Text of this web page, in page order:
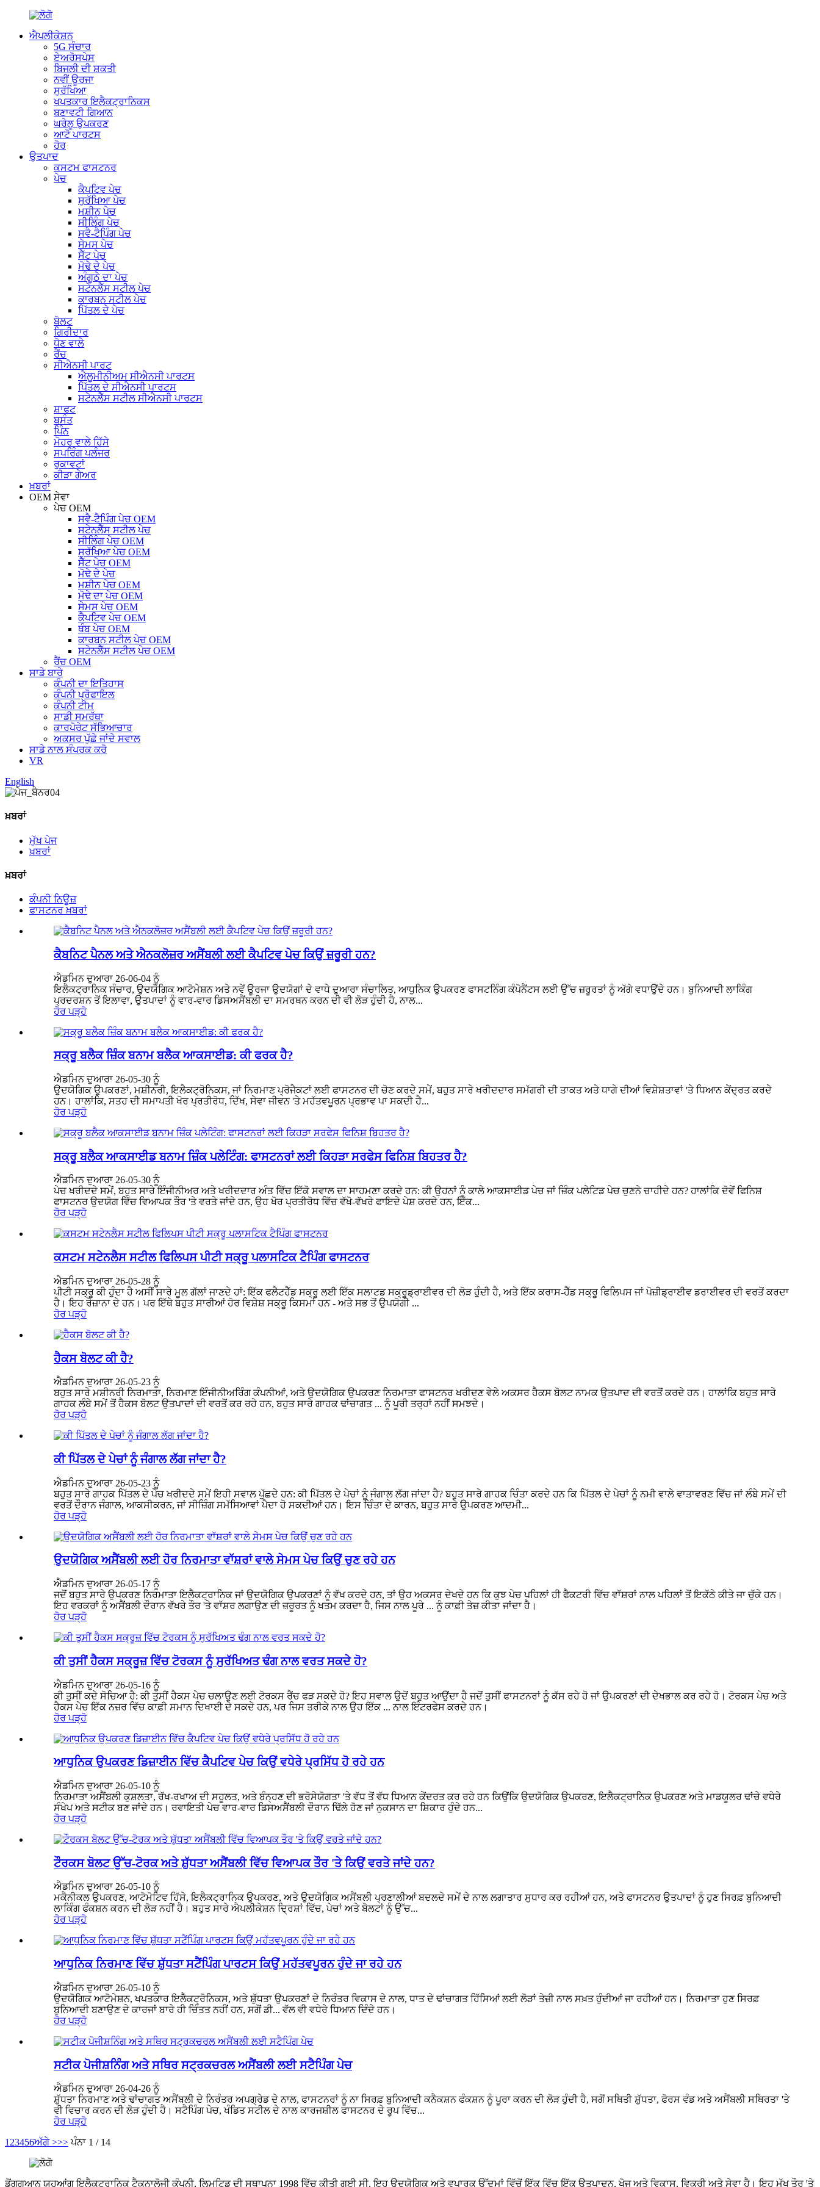
ਐਪਲੀਕੇਸ਼ਨ
5G ਸੰਚਾਰ
ਏਅਰੋਸਪੇਸ
ਬਿਜਲੀ ਦੀ ਸ਼ਕਤੀ
ਨਵੀਂ ਊਰਜਾ
ਸੁਰੱਖਿਆ
ਖਪਤਕਾਰ ਇਲੈਕਟ੍ਰਾਨਿਕਸ
ਬਣਾਵਟੀ ਗਿਆਨ
ਘਰੇਲੂ ਉਪਕਰਣ
ਆਟੋ ਪਾਰਟਸ
ਹੋਰ
ਉਤਪਾਦ
ਕਸਟਮ ਫਾਸਟਨਰ
ਪੇਚ
ਕੈਪਟਿਵ ਪੇਚ
ਸੁਰੱਖਿਆ ਪੇਚ
ਮਸ਼ੀਨ ਪੇਚ
ਸੀਲਿੰਗ ਪੇਚ
ਸਵੈ-ਟੈਪਿੰਗ ਪੇਚ
ਸੇਮਸ ਪੇਚ
ਸੈੱਟ ਪੇਚ
ਮੋਢੇ ਦੇ ਪੇਚ
ਅੰਗੂਠੇ ਦਾ ਪੇਚ
ਸਟੇਨਲੈੱਸ ਸਟੀਲ ਪੇਚ
ਕਾਰਬਨ ਸਟੀਲ ਪੇਚ
ਪਿੱਤਲ ਦੇ ਪੇਚ
ਬੋਲਟ
ਗਿਰੀਦਾਰ
ਧੋਣ ਵਾਲੇ
ਰੈਂਚ
ਸੀਐਨਸੀ ਪਾਰਟ
ਐਲੂਮੀਨੀਅਮ ਸੀਐਨਸੀ ਪਾਰਟਸ
ਪਿੱਤਲ ਦੇ ਸੀਐਨਸੀ ਪਾਰਟਸ
ਸਟੇਨਲੈੱਸ ਸਟੀਲ ਸੀਐਨਸੀ ਪਾਰਟਸ
ਸ਼ਾਫਟ
ਬਸੰਤ
ਪਿੰਨ
ਮੋਹਰ ਵਾਲੇ ਹਿੱਸੇ
ਸਪਰਿੰਗ ਪਲੰਜਰ
ਰੁਕਾਵਟਾਂ
ਕੀੜਾ ਗੇਅਰ
ਖ਼ਬਰਾਂ
OEM ਸੇਵਾ
ਪੇਚ OEM
ਸਵੈ-ਟੈਪਿੰਗ ਪੇਚ OEM
ਸਟੇਨਲੈੱਸ ਸਟੀਲ ਪੇਚ
ਸੀਲਿੰਗ ਪੇਚ OEM
ਸੁਰੱਖਿਆ ਪੇਚ OEM
ਸੈੱਟ ਪੇਚ OEM
ਮੋਢੇ ਦੇ ਪੇਚ
ਮਸ਼ੀਨ ਪੇਚ OEM
ਮੋਢੇ ਦਾ ਪੇਚ OEM
ਸੇਮਸ ਪੇਚ OEM
ਕੈਪਟਿਵ ਪੇਚ OEM
ਥੰਬ ਪੇਚ OEM
ਕਾਰਬਨ ਸਟੀਲ ਪੇਚ OEM
ਸਟੇਨਲੈੱਸ ਸਟੀਲ ਪੇਚ OEM
ਰੈਂਚ OEM
ਸਾਡੇ ਬਾਰੇ
ਕੰਪਨੀ ਦਾ ਇਤਿਹਾਸ
ਕੰਪਨੀ ਪ੍ਰੋਫਾਇਲ
ਕੰਪਨੀ ਟੀਮ
ਸਾਡੀ ਸਮਰੱਥਾ
ਕਾਰਪੋਰੇਟ ਸੱਭਿਆਚਾਰ
ਅਕਸਰ ਪੁੱਛੇ ਜਾਂਦੇ ਸਵਾਲ
ਸਾਡੇ ਨਾਲ ਸੰਪਰਕ ਕਰੋ
VR
English
ਖ਼ਬਰਾਂ
ਮੁੱਖ ਪੇਜ
ਖ਼ਬਰਾਂ
ਖ਼ਬਰਾਂ
ਕੰਪਨੀ ਨਿਊਜ਼
ਫਾਸਟਨਰ ਖ਼ਬਰਾਂ
ਕੈਬਨਿਟ ਪੈਨਲ ਅਤੇ ਐਨਕਲੋਜ਼ਰ ਅਸੈਂਬਲੀ ਲਈ ਕੈਪਟਿਵ ਪੇਚ ਕਿਉਂ ਜ਼ਰੂਰੀ ਹਨ?
ਐਡਮਿਨ ਦੁਆਰਾ 26-06-04 ਨੂੰ
ਇਲੈਕਟ੍ਰਾਨਿਕ ਸੰਚਾਰ, ਉਦਯੋਗਿਕ ਆਟੋਮੇਸ਼ਨ ਅਤੇ ਨਵੇਂ ਊਰਜਾ ਉਦਯੋਗਾਂ ਦੇ ਵਾਧੇ ਦੁਆਰਾ ਸੰਚਾਲਿਤ, ਆਧੁਨਿਕ ਉਪਕਰਣ ਫਾਸਟਨਿੰਗ ਕੰਪੋਨੈਂਟਸ ਲਈ ਉੱਚ ਜ਼ਰੂਰਤਾਂ ਨੂੰ ਅੱਗੇ ਵਧਾਉਂਦੇ ਹਨ। ਬੁਨਿਆਦੀ ਲਾਕਿੰਗ
ਪ੍ਰਦਰਸ਼ਨ ਤੋਂ ਇਲਾਵਾ, ਉਤਪਾਦਾਂ ਨੂੰ ਵਾਰ-ਵਾਰ ਡਿਸਅਸੈਂਬਲੀ ਦਾ ਸਮਰਥਨ ਕਰਨ ਦੀ ਵੀ ਲੋੜ ਹੁੰਦੀ ਹੈ, ਨਾਲ...
ਹੋਰ ਪੜ੍ਹੋ
ਸਕ੍ਰੂ ਬਲੈਕ ਜ਼ਿੰਕ ਬਨਾਮ ਬਲੈਕ ਆਕਸਾਈਡ: ਕੀ ਫਰਕ ਹੈ?
ਐਡਮਿਨ ਦੁਆਰਾ 26-05-30 ਨੂੰ
ਉਦਯੋਗਿਕ ਉਪਕਰਣਾਂ, ਮਸ਼ੀਨਰੀ, ਇਲੈਕਟ੍ਰੋਨਿਕਸ, ਜਾਂ ਨਿਰਮਾਣ ਪ੍ਰੋਜੈਕਟਾਂ ਲਈ ਫਾਸਟਨਰ ਦੀ ਚੋਣ ਕਰਦੇ ਸਮੇਂ, ਬਹੁਤ ਸਾਰੇ ਖਰੀਦਦਾਰ ਸਮੱਗਰੀ ਦੀ ਤਾਕਤ ਅਤੇ ਧਾਗੇ ਦੀਆਂ ਵਿਸ਼ੇਸ਼ਤਾਵਾਂ 'ਤੇ ਧਿਆਨ ਕੇਂਦ੍ਰਤ ਕਰਦੇ
ਹਨ। ਹਾਲਾਂਕਿ, ਸਤਹ ਦੀ ਸਮਾਪਤੀ ਖੋਰ ਪ੍ਰਤੀਰੋਧ, ਦਿੱਖ, ਸੇਵਾ ਜੀਵਨ 'ਤੇ ਮਹੱਤਵਪੂਰਨ ਪ੍ਰਭਾਵ ਪਾ ਸਕਦੀ ਹੈ...
ਹੋਰ ਪੜ੍ਹੋ
ਸਕ੍ਰੂ ਬਲੈਕ ਆਕਸਾਈਡ ਬਨਾਮ ਜ਼ਿੰਕ ਪਲੇਟਿੰਗ: ਫਾਸਟਨਰਾਂ ਲਈ ਕਿਹੜਾ ਸਰਫੇਸ ਫਿਨਿਸ਼ ਬਿਹਤਰ ਹੈ?
ਐਡਮਿਨ ਦੁਆਰਾ 26-05-30 ਨੂੰ
ਪੇਚ ਖਰੀਦਦੇ ਸਮੇਂ, ਬਹੁਤ ਸਾਰੇ ਇੰਜੀਨੀਅਰ ਅਤੇ ਖਰੀਦਦਾਰ ਅੰਤ ਵਿੱਚ ਇੱਕੋ ਸਵਾਲ ਦਾ ਸਾਹਮਣਾ ਕਰਦੇ ਹਨ: ਕੀ ਉਹਨਾਂ ਨੂੰ ਕਾਲੇ ਆਕਸਾਈਡ ਪੇਚ ਜਾਂ ਜ਼ਿੰਕ ਪਲੇਟਿਡ ਪੇਚ ਚੁਣਨੇ ਚਾਹੀਦੇ ਹਨ? ਹਾਲਾਂਕਿ ਦੋਵੇਂ ਫਿਨਿਸ਼
ਫਾਸਟਨਰ ਉਦਯੋਗ ਵਿੱਚ ਵਿਆਪਕ ਤੌਰ 'ਤੇ ਵਰਤੇ ਜਾਂਦੇ ਹਨ, ਉਹ ਖੋਰ ਪ੍ਰਤੀਰੋਧ ਵਿੱਚ ਵੱਖੋ-ਵੱਖਰੇ ਫਾਇਦੇ ਪੇਸ਼ ਕਰਦੇ ਹਨ, ਇੱਕ...
ਹੋਰ ਪੜ੍ਹੋ
ਕਸਟਮ ਸਟੇਨਲੈਸ ਸਟੀਲ ਫਿਲਿਪਸ ਪੀਟੀ ਸਕ੍ਰੂ ਪਲਾਸਟਿਕ ਟੈਪਿੰਗ ਫਾਸਟਨਰ
ਐਡਮਿਨ ਦੁਆਰਾ 26-05-28 ਨੂੰ
ਪੀਟੀ ਸਕ੍ਰੂ ਕੀ ਹੁੰਦਾ ਹੈ ਅਸੀਂ ਸਾਰੇ ਮੂਲ ਗੱਲਾਂ ਜਾਣਦੇ ਹਾਂ: ਇੱਕ ਫਲੈਟਹੈੱਡ ਸਕ੍ਰੂ ਲਈ ਇੱਕ ਸਲਾਟਡ ਸਕ੍ਰੂਡ੍ਰਾਈਵਰ ਦੀ ਲੋੜ ਹੁੰਦੀ ਹੈ, ਅਤੇ ਇੱਕ ਕਰਾਸ-ਹੈੱਡ ਸਕ੍ਰੂ ਫਿਲਿਪਸ ਜਾਂ ਪੋਜ਼ੀਡ੍ਰਾਈਵ ਡਰਾਈਵਰ ਦੀ ਵਰਤੋਂ ਕਰਦਾ
ਹੈ। ਇਹ ਰੋਜ਼ਾਨਾ ਦੇ ਹਨ। ਪਰ ਇੱਥੇ ਬਹੁਤ ਸਾਰੀਆਂ ਹੋਰ ਵਿਸ਼ੇਸ਼ ਸਕ੍ਰੂ ਕਿਸਮਾਂ ਹਨ - ਅਤੇ ਸਭ ਤੋਂ ਉਪਯੋਗੀ ...
ਹੋਰ ਪੜ੍ਹੋ
ਹੈਕਸ ਬੋਲਟ ਕੀ ਹੈ?
ਐਡਮਿਨ ਦੁਆਰਾ 26-05-23 ਨੂੰ
ਬਹੁਤ ਸਾਰੇ ਮਸ਼ੀਨਰੀ ਨਿਰਮਾਤਾ, ਨਿਰਮਾਣ ਇੰਜੀਨੀਅਰਿੰਗ ਕੰਪਨੀਆਂ, ਅਤੇ ਉਦਯੋਗਿਕ ਉਪਕਰਣ ਨਿਰਮਾਤਾ ਫਾਸਟਨਰ ਖਰੀਦਣ ਵੇਲੇ ਅਕਸਰ ਹੈਕਸ ਬੋਲਟ ਨਾਮਕ ਉਤਪਾਦ ਦੀ ਵਰਤੋਂ ਕਰਦੇ ਹਨ। ਹਾਲਾਂਕਿ ਬਹੁਤ ਸਾਰੇ
ਗਾਹਕ ਲੰਬੇ ਸਮੇਂ ਤੋਂ ਹੈਕਸ ਬੋਲਟ ਉਤਪਾਦਾਂ ਦੀ ਵਰਤੋਂ ਕਰ ਰਹੇ ਹਨ, ਬਹੁਤ ਸਾਰੇ ਗਾਹਕ ਢਾਂਚਾਗਤ ... ਨੂੰ ਪੂਰੀ ਤਰ੍ਹਾਂ ਨਹੀਂ ਸਮਝਦੇ।
ਹੋਰ ਪੜ੍ਹੋ
ਕੀ ਪਿੱਤਲ ਦੇ ਪੇਚਾਂ ਨੂੰ ਜੰਗਾਲ ਲੱਗ ਜਾਂਦਾ ਹੈ?
ਐਡਮਿਨ ਦੁਆਰਾ 26-05-23 ਨੂੰ
ਬਹੁਤ ਸਾਰੇ ਗਾਹਕ ਪਿੱਤਲ ਦੇ ਪੇਚ ਖਰੀਦਦੇ ਸਮੇਂ ਇਹੀ ਸਵਾਲ ਪੁੱਛਦੇ ਹਨ: ਕੀ ਪਿੱਤਲ ਦੇ ਪੇਚਾਂ ਨੂੰ ਜੰਗਾਲ ਲੱਗ ਜਾਂਦਾ ਹੈ? ਬਹੁਤ ਸਾਰੇ ਗਾਹਕ ਚਿੰਤਾ ਕਰਦੇ ਹਨ ਕਿ ਪਿੱਤਲ ਦੇ ਪੇਚਾਂ ਨੂੰ ਨਮੀ ਵਾਲੇ ਵਾਤਾਵਰਣ ਵਿੱਚ ਜਾਂ ਲੰਬੇ ਸਮੇਂ ਦੀ
ਵਰਤੋਂ ਦੌਰਾਨ ਜੰਗਾਲ, ਆਕਸੀਕਰਨ, ਜਾਂ ਸੀਜ਼ਿੰਗ ਸਮੱਸਿਆਵਾਂ ਪੈਦਾ ਹੋ ਸਕਦੀਆਂ ਹਨ। ਇਸ ਚਿੰਤਾ ਦੇ ਕਾਰਨ, ਬਹੁਤ ਸਾਰੇ ਉਪਕਰਣ ਆਦਮੀ...
ਹੋਰ ਪੜ੍ਹੋ
ਉਦਯੋਗਿਕ ਅਸੈਂਬਲੀ ਲਈ ਹੋਰ ਨਿਰਮਾਤਾ ਵਾੱਸ਼ਰਾਂ ਵਾਲੇ ਸੇਮਸ ਪੇਚ ਕਿਉਂ ਚੁਣ ਰਹੇ ਹਨ
ਐਡਮਿਨ ਦੁਆਰਾ 26-05-17 ਨੂੰ
ਜਦੋਂ ਬਹੁਤ ਸਾਰੇ ਉਪਕਰਣ ਨਿਰਮਾਤਾ ਇਲੈਕਟ੍ਰਾਨਿਕ ਜਾਂ ਉਦਯੋਗਿਕ ਉਪਕਰਣਾਂ ਨੂੰ ਵੱਖ ਕਰਦੇ ਹਨ, ਤਾਂ ਉਹ ਅਕਸਰ ਦੇਖਦੇ ਹਨ ਕਿ ਕੁਝ ਪੇਚ ਪਹਿਲਾਂ ਹੀ ਫੈਕਟਰੀ ਵਿੱਚ ਵਾੱਸ਼ਰਾਂ ਨਾਲ ਪਹਿਲਾਂ ਤੋਂ ਇਕੱਠੇ ਕੀਤੇ ਜਾ ਚੁੱਕੇ ਹਨ।
ਇਹ ਵਰਕਰਾਂ ਨੂੰ ਅਸੈਂਬਲੀ ਦੌਰਾਨ ਵੱਖਰੇ ਤੌਰ 'ਤੇ ਵਾੱਸ਼ਰ ਲਗਾਉਣ ਦੀ ਜ਼ਰੂਰਤ ਨੂੰ ਖਤਮ ਕਰਦਾ ਹੈ, ਜਿਸ ਨਾਲ ਪੂਰੇ ... ਨੂੰ ਕਾਫ਼ੀ ਤੇਜ਼ ਕੀਤਾ ਜਾਂਦਾ ਹੈ।
ਹੋਰ ਪੜ੍ਹੋ
ਕੀ ਤੁਸੀਂ ਹੈਕਸ ਸਕ੍ਰੂਜ਼ ਵਿੱਚ ਟੋਰਕਸ ਨੂੰ ਸੁਰੱਖਿਅਤ ਢੰਗ ਨਾਲ ਵਰਤ ਸਕਦੇ ਹੋ?
ਐਡਮਿਨ ਦੁਆਰਾ 26-05-16 ਨੂੰ
ਕੀ ਤੁਸੀਂ ਕਦੇ ਸੋਚਿਆ ਹੈ: ਕੀ ਤੁਸੀਂ ਹੈਕਸ ਪੇਚ ਚਲਾਉਣ ਲਈ ਟੋਰਕਸ ਰੈਂਚ ਫੜ ਸਕਦੇ ਹੋ? ਇਹ ਸਵਾਲ ਉਦੋਂ ਬਹੁਤ ਆਉਂਦਾ ਹੈ ਜਦੋਂ ਤੁਸੀਂ ਫਾਸਟਨਰਾਂ ਨੂੰ ਕੱਸ ਰਹੇ ਹੋ ਜਾਂ ਉਪਕਰਣਾਂ ਦੀ ਦੇਖਭਾਲ ਕਰ ਰਹੇ ਹੋ। ਟੋਰਕਸ ਪੇਚ ਅਤੇ
ਹੈਕਸ ਪੇਚ ਇੱਕ ਨਜ਼ਰ ਵਿੱਚ ਕਾਫ਼ੀ ਸਮਾਨ ਦਿਖਾਈ ਦੇ ਸਕਦੇ ਹਨ, ਪਰ ਜਿਸ ਤਰੀਕੇ ਨਾਲ ਉਹ ਇੱਕ ... ਨਾਲ ਇੰਟਰਫੇਸ ਕਰਦੇ ਹਨ।
ਹੋਰ ਪੜ੍ਹੋ
ਆਧੁਨਿਕ ਉਪਕਰਣ ਡਿਜ਼ਾਈਨ ਵਿੱਚ ਕੈਪਟਿਵ ਪੇਚ ਕਿਉਂ ਵਧੇਰੇ ਪ੍ਰਸਿੱਧ ਹੋ ਰਹੇ ਹਨ
ਐਡਮਿਨ ਦੁਆਰਾ 26-05-10 ਨੂੰ
ਨਿਰਮਾਤਾ ਅਸੈਂਬਲੀ ਕੁਸ਼ਲਤਾ, ਰੱਖ-ਰਖਾਅ ਦੀ ਸਹੂਲਤ, ਅਤੇ ਬੰਨ੍ਹਣ ਦੀ ਭਰੋਸੇਯੋਗਤਾ 'ਤੇ ਵੱਧ ਤੋਂ ਵੱਧ ਧਿਆਨ ਕੇਂਦਰਤ ਕਰ ਰਹੇ ਹਨ ਕਿਉਂਕਿ ਉਦਯੋਗਿਕ ਉਪਕਰਣ, ਇਲੈਕਟ੍ਰਾਨਿਕ ਉਪਕਰਣ ਅਤੇ ਮਾਡਯੂਲਰ ਢਾਂਚੇ ਵਧੇਰੇ
ਸੰਖੇਪ ਅਤੇ ਸਟੀਕ ਬਣ ਜਾਂਦੇ ਹਨ। ਰਵਾਇਤੀ ਪੇਚ ਵਾਰ-ਵਾਰ ਡਿਸਅਸੈਂਬਲੀ ਦੌਰਾਨ ਢਿੱਲੇ ਹੋਣ ਜਾਂ ਨੁਕਸਾਨ ਦਾ ਸ਼ਿਕਾਰ ਹੁੰਦੇ ਹਨ...
ਹੋਰ ਪੜ੍ਹੋ
ਟੌਰਕਸ ਬੋਲਟ ਉੱਚ-ਟੋਰਕ ਅਤੇ ਸ਼ੁੱਧਤਾ ਅਸੈਂਬਲੀ ਵਿੱਚ ਵਿਆਪਕ ਤੌਰ 'ਤੇ ਕਿਉਂ ਵਰਤੇ ਜਾਂਦੇ ਹਨ?
ਐਡਮਿਨ ਦੁਆਰਾ 26-05-10 ਨੂੰ
ਮਕੈਨੀਕਲ ਉਪਕਰਣ, ਆਟੋਮੋਟਿਵ ਹਿੱਸੇ, ਇਲੈਕਟ੍ਰਾਨਿਕ ਉਪਕਰਣ, ਅਤੇ ਉਦਯੋਗਿਕ ਅਸੈਂਬਲੀ ਪ੍ਰਣਾਲੀਆਂ ਬਦਲਦੇ ਸਮੇਂ ਦੇ ਨਾਲ ਲਗਾਤਾਰ ਸੁਧਾਰ ਕਰ ਰਹੀਆਂ ਹਨ, ਅਤੇ ਫਾਸਟਨਰ ਉਤਪਾਦਾਂ ਨੂੰ ਹੁਣ ਸਿਰਫ਼ ਬੁਨਿਆਦੀ
ਲਾਕਿੰਗ ਫੰਕਸ਼ਨ ਕਰਨ ਦੀ ਲੋੜ ਨਹੀਂ ਹੈ। ਬਹੁਤ ਸਾਰੇ ਐਪਲੀਕੇਸ਼ਨ ਦ੍ਰਿਸ਼ਾਂ ਵਿੱਚ, ਪੇਚਾਂ ਅਤੇ ਬੋਲਟਾਂ ਨੂੰ ਉੱਚ...
ਹੋਰ ਪੜ੍ਹੋ
ਆਧੁਨਿਕ ਨਿਰਮਾਣ ਵਿੱਚ ਸ਼ੁੱਧਤਾ ਸਟੈਂਪਿੰਗ ਪਾਰਟਸ ਕਿਉਂ ਮਹੱਤਵਪੂਰਨ ਹੁੰਦੇ ਜਾ ਰਹੇ ਹਨ
ਐਡਮਿਨ ਦੁਆਰਾ 26-05-10 ਨੂੰ
ਉਦਯੋਗਿਕ ਆਟੋਮੇਸ਼ਨ, ਖਪਤਕਾਰ ਇਲੈਕਟ੍ਰੋਨਿਕਸ, ਅਤੇ ਸ਼ੁੱਧਤਾ ਉਪਕਰਣਾਂ ਦੇ ਨਿਰੰਤਰ ਵਿਕਾਸ ਦੇ ਨਾਲ, ਧਾਤ ਦੇ ਢਾਂਚਾਗਤ ਹਿੱਸਿਆਂ ਲਈ ਲੋੜਾਂ ਤੇਜ਼ੀ ਨਾਲ ਸਖ਼ਤ ਹੁੰਦੀਆਂ ਜਾ ਰਹੀਆਂ ਹਨ। ਨਿਰਮਾਤਾ ਹੁਣ ਸਿਰਫ਼
ਬੁਨਿਆਦੀ ਬਣਾਉਣ ਦੇ ਕਾਰਜਾਂ ਬਾਰੇ ਹੀ ਚਿੰਤਤ ਨਹੀਂ ਹਨ, ਸਗੋਂ ਡੀ... ਵੱਲ ਵੀ ਵਧੇਰੇ ਧਿਆਨ ਦਿੰਦੇ ਹਨ।
ਹੋਰ ਪੜ੍ਹੋ
ਸਟੀਕ ਪੋਜੀਸ਼ਨਿੰਗ ਅਤੇ ਸਥਿਰ ਸਟ੍ਰਕਚਰਲ ਅਸੈਂਬਲੀ ਲਈ ਸਟੈਪਿੰਗ ਪੇਚ
ਐਡਮਿਨ ਦੁਆਰਾ 26-04-26 ਨੂੰ
ਸ਼ੁੱਧਤਾ ਨਿਰਮਾਣ ਅਤੇ ਢਾਂਚਾਗਤ ਅਸੈਂਬਲੀ ਦੇ ਨਿਰੰਤਰ ਅਪਗ੍ਰੇਡ ਦੇ ਨਾਲ, ਫਾਸਟਨਰਾਂ ਨੂੰ ਨਾ ਸਿਰਫ਼ ਬੁਨਿਆਦੀ ਕਨੈਕਸ਼ਨ ਫੰਕਸ਼ਨ ਨੂੰ ਪੂਰਾ ਕਰਨ ਦੀ ਲੋੜ ਹੁੰਦੀ ਹੈ, ਸਗੋਂ ਸਥਿਤੀ ਸ਼ੁੱਧਤਾ, ਫੋਰਸ ਵੰਡ ਅਤੇ ਅਸੈਂਬਲੀ ਸਥਿਰਤਾ 'ਤੇ
ਵੀ ਵਿਚਾਰ ਕਰਨ ਦੀ ਲੋੜ ਹੁੰਦੀ ਹੈ। ਸਟੈਪਿੰਗ ਪੇਚ, ਖੰਡਿਤ ਸਟੀਲ ਦੇ ਨਾਲ ਕਾਰਜਸ਼ੀਲ ਫਾਸਟਨਰ ਦੇ ਰੂਪ ਵਿੱਚ...
ਹੋਰ ਪੜ੍ਹੋ
1 23456ਅੱਗੇ >>> ਪੰਨਾ 1 / 14
ਡੋਂਗਗੁਆਨ ਯੂਹੁਆਂਗ ਇਲੈਕਟ੍ਰਾਨਿਕ ਟੈਕਨਾਲੋਜੀ ਕੰਪਨੀ, ਲਿਮਟਿਡ ਦੀ ਸਥਾਪਨਾ 1998 ਵਿੱਚ ਕੀਤੀ ਗਈ ਸੀ, ਇਹ ਉਦਯੋਗਿਕ ਅਤੇ ਵਪਾਰਕ ਉੱਦਮਾਂ ਵਿੱਚੋਂ ਇੱਕ ਵਿੱਚ ਇੱਕ ਉਤਪਾਦਨ, ਖੋਜ ਅਤੇ ਵਿਕਾਸ, ਵਿਕਰੀ ਅਤੇ ਸੇਵਾ ਹੈ। ਇਹ ਮੁੱਖ ਤੌਰ 'ਤੇ